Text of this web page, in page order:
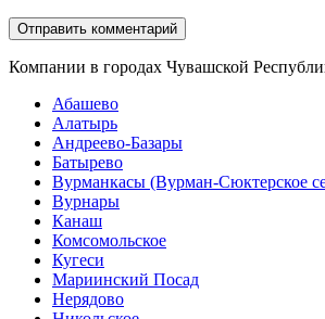
Компании в городах Чувашской
Абашево
Алатырь
Андреево-Базары
Батырево
Вурманкасы (Вурман-Сюктерское
Вурнары
Канаш
Комсомольское
Кугеси
Мариинский Посад
Нерядово